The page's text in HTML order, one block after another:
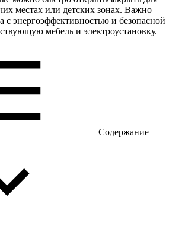
местах или детских зонах. Важно
с энергоэффективностью и безопасной
мебель и электроустановку.
Содержание